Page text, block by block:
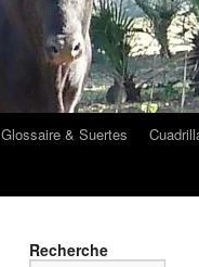
Glossaire & Suertes
Recherche